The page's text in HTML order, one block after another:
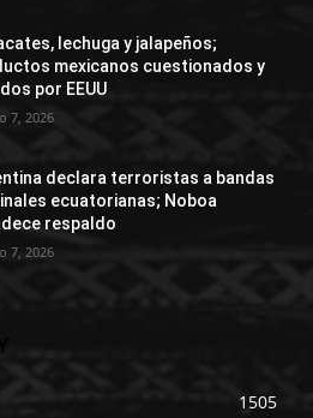
lechuga y jalapeños;
mexicanos cuestionados y
por EEUU
7, 2026
declara terroristas a bandas
ecuatorianas; Noboa
respaldo
7, 2026
1505